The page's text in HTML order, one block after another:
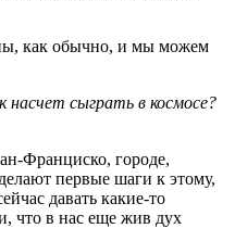
как обычно, и мы можем
насчет сыграть в космосе?
Франциско, городе,
первые шаги к этому,
давать какие-то
что в нас еще жив дух